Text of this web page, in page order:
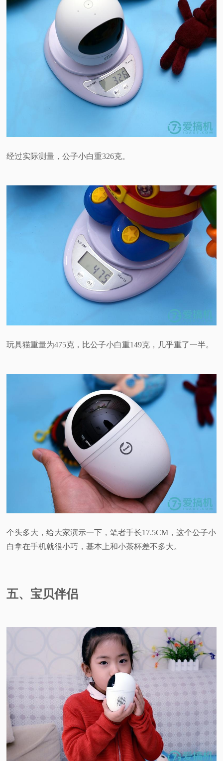
经过实际测量，公子小白重326克。
玩具猫重量为475克，比公子小白重149克，几乎重了一半。
个头多大，给大家演示一下，笔者手长17.5CM，这个公子小
白拿在手机就很小巧，基本上和小茶杯差不多大。
五、宝贝伴侣